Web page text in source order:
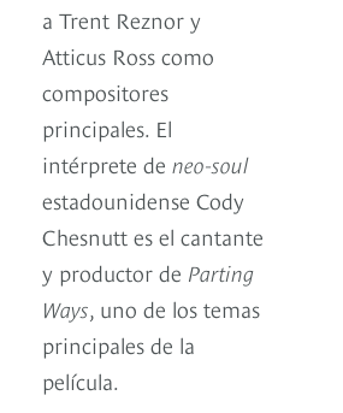
a Trent Reznor y
Atticus Ross como
compositores
principales. El
intérprete de neo-soul
estadounidense Cody
Chesnutt es el cantante
y productor de Parting
Ways, uno de los temas
principales de la
película.